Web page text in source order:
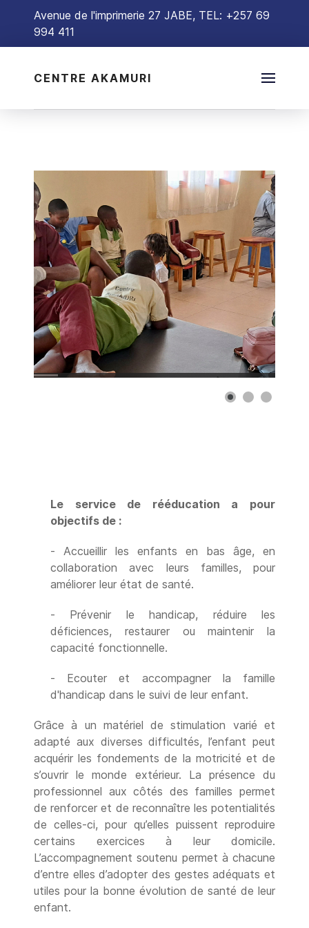
Avenue de l'imprimerie 27 JABE, TEL: +257 69
994 411
CENTRE AKAMURI
Le service de rééducation a pour
objectifs de :
- Accueillir les enfants en bas âge, en
collaboration avec leurs familles, pour
améliorer leur état de santé.
- Prévenir le handicap, réduire les
déficiences, restaurer ou maintenir la
capacité fonctionnelle.
- Ecouter et accompagner la famille
d'handicap dans le suivi de leur enfant.
Grâce à un matériel de stimulation varié et
adapté aux diverses difficultés, l’enfant peut
acquérir les fondements de la motricité et de
s’ouvrir le monde extérieur. La présence du
professionnel aux côtés des familles permet
de renforcer et de reconnaître les potentialités
de celles-ci, pour qu’elles puissent reproduire
certains exercices à leur domicile.
L’accompagnement soutenu permet à chacune
d’entre elles d’adopter des gestes adéquats et
utiles pour la bonne évolution de santé de leur
enfant.